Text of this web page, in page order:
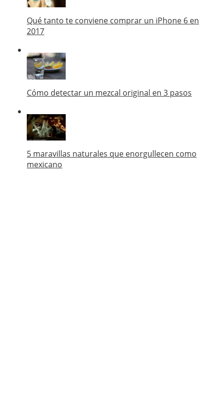
Qué tanto te conviene comprar un iPhone 6 en
2017
Cómo detectar un mezcal original en 3 pasos
5 maravillas naturales que enorgullecen como
mexicano